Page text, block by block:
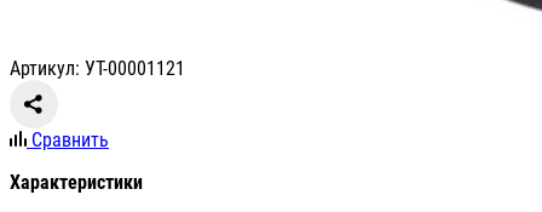
Артикул: УТ-00001121
Сравнить
Характеристики